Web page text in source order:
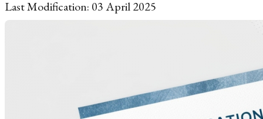
Last Modification: 03 April 2025